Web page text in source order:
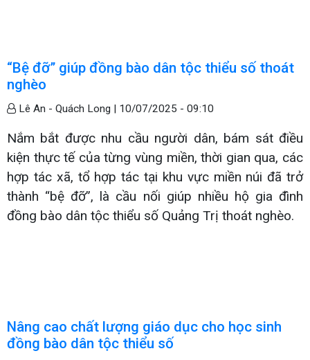
“Bệ đỡ” giúp đồng bào dân tộc thiểu số thoát
nghèo
Lê An - Quách Long | 10/07/2025 - 09:10
Nắm bắt được nhu cầu người dân, bám sát điều
kiện thực tế của từng vùng miền, thời gian qua, các
hợp tác xã, tổ hợp tác tại khu vực miền núi đã trở
thành “bệ đỡ”, là cầu nối giúp nhiều hộ gia đình
đồng bào dân tộc thiểu số Quảng Trị thoát nghèo.
Nâng cao chất lượng giáo dục cho học sinh
đồng bào dân tộc thiểu số